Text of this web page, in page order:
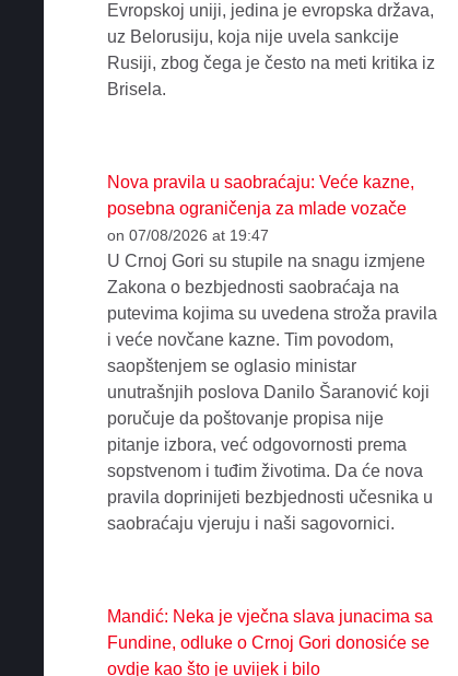
Evropskoj uniji, jedina je evropska država,
uz Belorusiju, koja nije uvela sankcije
Rusiji, zbog čega je često na meti kritika iz
Brisela.
Nova pravila u saobraćaju: Veće kazne,
posebna ograničenja za mlade vozače
on 07/08/2026 at 19:47
U Crnoj Gori su stupile na snagu izmjene
Zakona o bezbjednosti saobraćaja na
putevima kojima su uvedena stroža pravila
i veće novčane kazne. Tim povodom,
saopštenjem se oglasio ministar
unutrašnjih poslova Danilo Šaranović koji
poručuje da poštovanje propisa nije
pitanje izbora, već odgovornosti prema
sopstvenom i tuđim životima. Da će nova
pravila doprinijeti bezbjednosti učesnika u
saobraćaju vjeruju i naši sagovornici.
Mandić: Neka je vječna slava junacima sa
Fundine, odluke o Crnoj Gori donosiće se
ovdje kao što je uvijek i bilo